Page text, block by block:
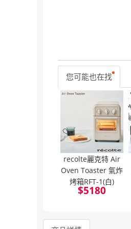
您可能也在找
recolte麗克特 Air
Oven Toaster 氣炸
烤箱RFT-1(白)
$5180